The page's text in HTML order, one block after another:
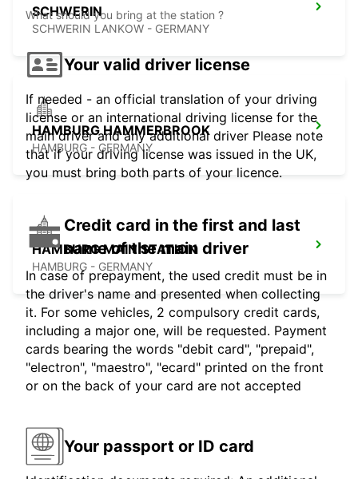
SCHWERIN
SCHWERIN LANKOW - GERMANY
HAMBURG HAMMERBROOK
HAMBURG - GERMANY
HAMBURG MAIN STATION
HAMBURG - GERMANY
What should you bring at the station ?
Your valid driver license
If needed - an official translation of your driving
license or an international driving license for the
main driver and any additional driver Please note
that if your driving license was issued in the UK,
you must bring both parts of your licence.
Credit card in the first and last
name of the main driver
In case of prepayment, the used credit must be in
the driver's name and presented when collecting
it. For some vehicles, 2 compulsory credit cards,
including a major one, will be requested. Payment
cards bearing the words "debit card", "prepaid",
"electron", "maestro", "ecard" printed on the front
or on the back of your card are not accepted
Your passport or ID card